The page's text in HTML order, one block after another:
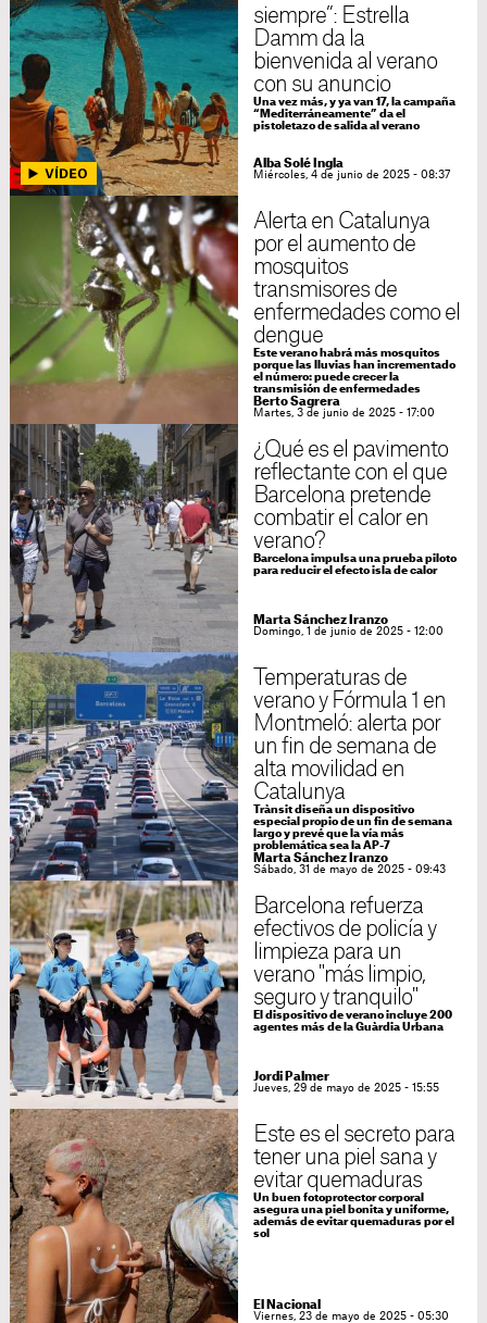
siempre”: Estrella
Damm da la
bienvenida al verano
con su anuncio
Una vez más, y ya van 17, la campaña
“Mediterráneamente” da el
pistoletazo de salida al verano
Alba Solé Ingla
Miércoles, 4 de junio de 2025 - 08:37
Alerta en Catalunya
por el aumento de
mosquitos
transmisores de
enfermedades como el
dengue
Este verano habrá más mosquitos
porque las lluvias han incrementado
el número: puede crecer la
transmisión de enfermedades
Berto Sagrera
Martes, 3 de junio de 2025 - 17:00
¿Qué es el pavimento
reflectante con el que
Barcelona pretende
combatir el calor en
verano?
Barcelona impulsa una prueba piloto
para reducir el efecto isla de calor
Marta Sánchez Iranzo
Domingo, 1 de junio de 2025 - 12:00
Temperaturas de
verano y Fórmula 1 en
Montmeló: alerta por
un fin de semana de
alta movilidad en
Catalunya
Trànsit diseña un dispositivo
especial propio de un fin de semana
largo y prevé que la vía más
problemática sea la AP-7
Marta Sánchez Iranzo
Sábado, 31 de mayo de 2025 - 09:43
Barcelona refuerza
efectivos de policía y
limpieza para un
verano "más limpio,
seguro y tranquilo"
El dispositivo de verano incluye 200
agentes más de la Guàrdia Urbana
Jordi Palmer
Jueves, 29 de mayo de 2025 - 15:55
Este es el secreto para
tener una piel sana y
evitar quemaduras
Un buen fotoprotector corporal
asegura una piel bonita y uniforme,
además de evitar quemaduras por el
sol
El Nacional
Viernes, 23 de mayo de 2025 - 05:30